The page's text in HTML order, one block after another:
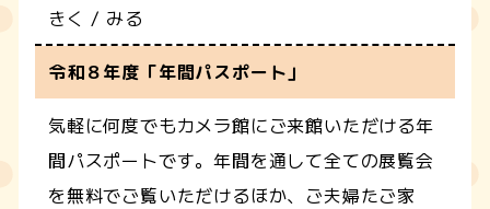
きく / みる
令和８年度「年間パスポート」
気軽に何度でもカメラ館にご来館いただける年
間パスポートです。年間を通して全ての展覧会
を無料でご覧いただけるほか、ご夫婦たご家